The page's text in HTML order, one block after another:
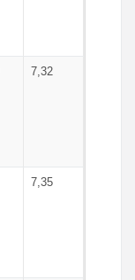
7,32
7,35